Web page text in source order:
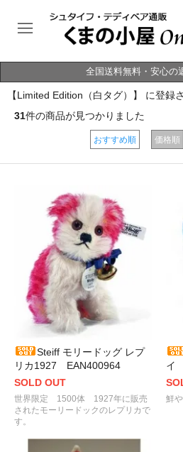
全国送料無料・安心の
【Limited Edition（白タグ）】 に登録
31件の商品が見つかりました
おすすめ順 価格順
Steiff モリードッグ レプ
リカ1927 EAN400964
SOLD OUT
世界限定 1500体 1927年に販売
されたモーリードックのレプリカで
す。
イ
鮮